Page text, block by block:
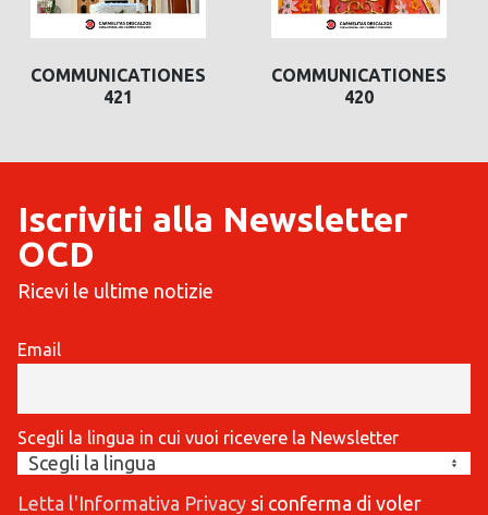
COMMUNICATIONES
421
COMMUNICATIONES
420
Iscriviti alla Newsletter
OCD
Ricevi le ultime notizie
Email
Scegli la lingua in cui vuoi ricevere la Newsletter
Letta l'Informativa Privacy si conferma di voler